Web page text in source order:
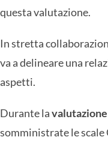
questa valutazione.
In stretta
va a delineare una
aspetti.
Durante la
somministrate le scale